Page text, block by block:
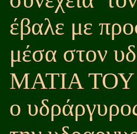
έβαλε με
μέσα στον
ΜΑΤΙΑ ΤΟΥ
ο